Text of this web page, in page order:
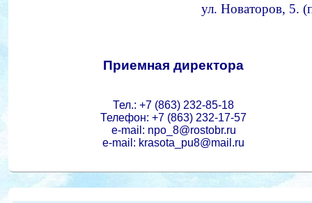
ул. Новаторов, 5.
Приемная директора
Тел.: +7 (863) 232-85-18
Телефон: +7 (863) 232-17-57
e-mail: npo_8@rostobr.ru
e-mail: krasota_pu8@mail.ru